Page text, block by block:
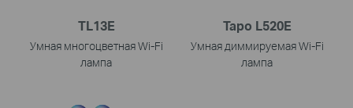
TL13E
Умная многоцветная Wi‑Fi
лампа
Tapo L520E
Умная диммируемая Wi-Fi
лампа